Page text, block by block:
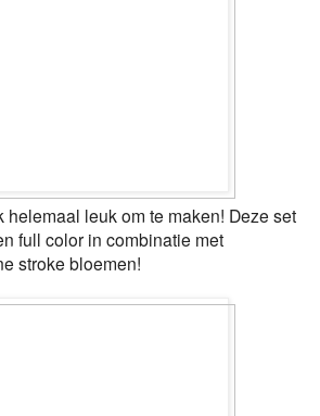
leuk om te maken! Deze set
full color in combinatie met
stroke bloemen!